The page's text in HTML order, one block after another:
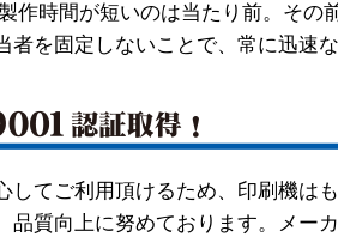
作時間が短いのは当たり前。その
者を固定しないことで、常に迅速
してご利用頂けるため、印刷機は
品質向上に努めております。メー